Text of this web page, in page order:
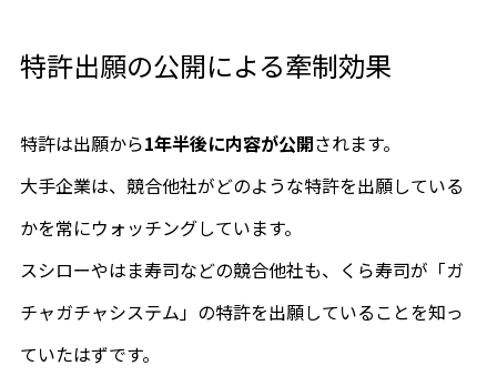
特許出願の公開による牽制効果
特許は出願から1年半後に内容が公開されます。
大手企業は、競合他社がどのような特許を出願している
かを常にウォッチングしています。
スシローやはま寿司などの競合他社も、くら寿司が「ガ
チャガチャシステム」の特許を出願していることを知っ
ていたはずです。